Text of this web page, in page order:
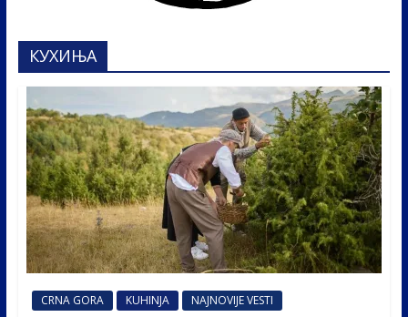
КУХИЊА
CRNA GORA KUHINJA NAJNOVIJE VESTI